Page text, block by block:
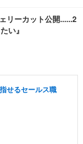
リーカット公開......2
い』
せるセールス職